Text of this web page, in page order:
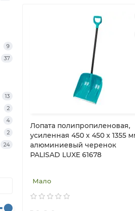
9
37
13
2
4
2
24
Лопата полипропиленовая,
усиленная 450 х 450 х 1355
алюминиевый черенок
PALISAD LUXE 61678
Мало